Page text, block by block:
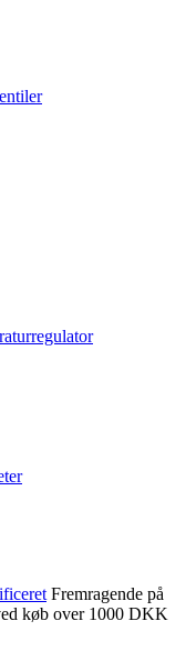
Fremragende på
køb over 1000 DKK